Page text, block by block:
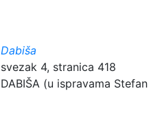
Dabiša
svezak 4, stranica 418
DABIŠA (u ispravama